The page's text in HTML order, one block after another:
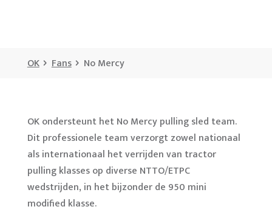
OK Fans No Mercy
OK ondersteunt het No Mercy pulling sled team.
Dit professionele team verzorgt zowel nationaal
als internationaal het verrijden van tractor
pulling klasses op diverse NTTO/ETPC
wedstrijden, in het bijzonder de 950 mini
modified klasse.